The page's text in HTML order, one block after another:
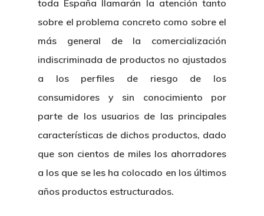
toda España llamarán la atención tanto
sobre el problema concreto como sobre el
más general de la comercialización
indiscriminada de productos no ajustados
a los perfiles de riesgo de los
consumidores y sin conocimiento por
parte de los usuarios de las principales
características de dichos productos, dado
que son cientos de miles los ahorradores
a los que se les ha colocado en los últimos
años productos estructurados.